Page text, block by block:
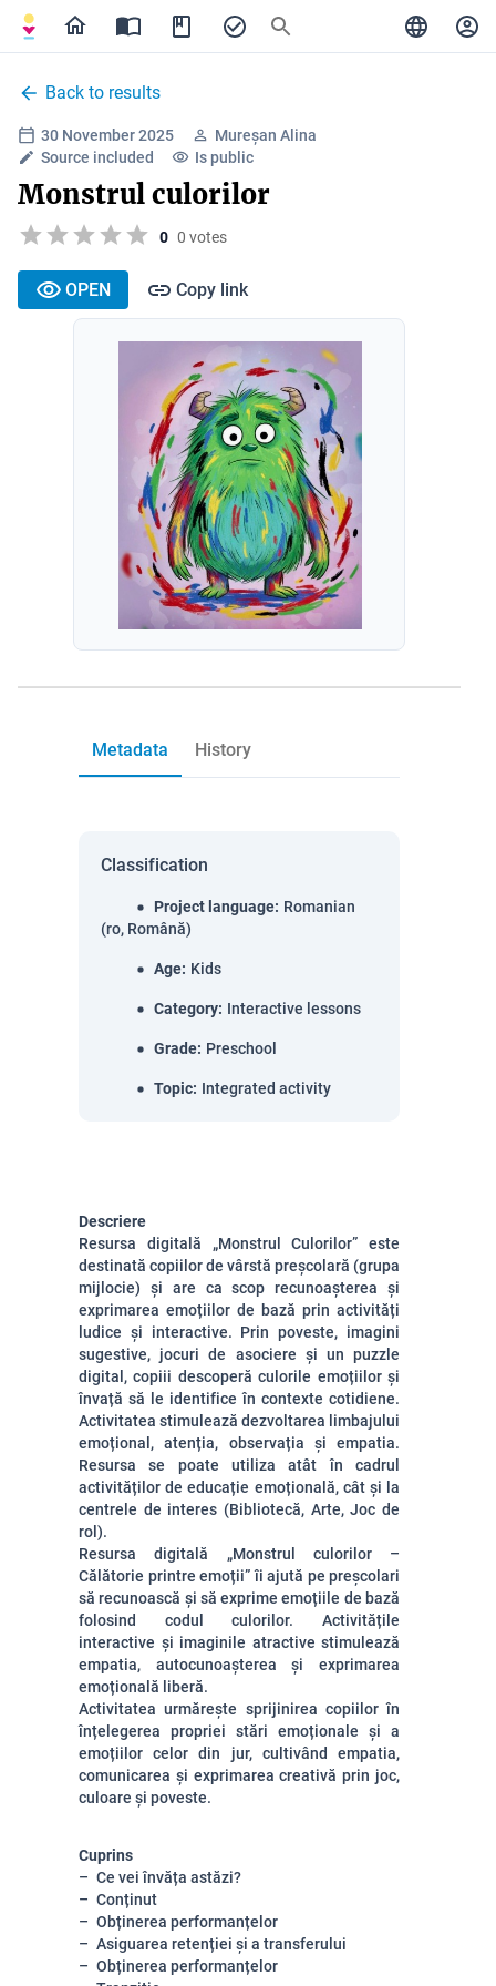
Back to results
30 November 2025
Mureșan Alina
Source included
Is public
Monstrul culorilor
0 0 votes
OPEN Copy link
Metadata History
Classification
Project language: Romanian
(ro, Română)
Age: Kids
Category: Interactive lessons
Grade: Preschool
Topic: Integrated activity
Descriere
Resursa digitală „Monstrul Culorilor” este
destinată copiilor de vârstă preșcolară (grupa
mijlocie) și are ca scop recunoașterea și
exprimarea emoțiilor de bază prin activități
ludice și interactive. Prin poveste, imagini
sugestive, jocuri de asociere și un puzzle
digital, copiii descoperă culorile emoțiilor și
învață să le identifice în contexte cotidiene.
Activitatea stimulează dezvoltarea limbajului
emoțional, atenția, observația și empatia.
Resursa se poate utiliza atât în cadrul
activităților de educație emoțională, cât și la
centrele de interes (Bibliotecă, Arte, Joc de
rol).
Resursa digitală „Monstrul culorilor –
Călătorie printre emoții” îi ajută pe preșcolari
să recunoască și să exprime emoțiile de bază
folosind codul culorilor. Activitățile
interactive și imaginile atractive stimulează
empatia, autocunoașterea și exprimarea
emoțională liberă.
Activitatea urmărește sprijinirea copiilor în
înțelegerea propriei stări emoționale și a
emoțiilor celor din jur, cultivând empatia,
comunicarea și exprimarea creativă prin joc,
culoare și poveste.
Cuprins
Ce vei învăța astăzi?
Conținut
Obținerea performanțelor
Asiguarea retenției și a transferului
Obținerea performanțelor